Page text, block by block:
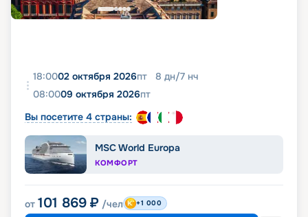
18:0002 октября 2026пт 8 дн/7 нч
08:0009 октября 2026пт
Вы посетите 4 страны:
MSC World Europa
КОМФОРТ
от 101 869 ₽ /чел +1 000